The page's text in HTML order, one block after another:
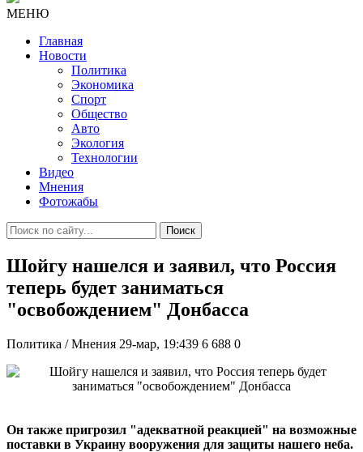
МЕНЮ
Главная
Новости
Политика
Экономика
Спорт
Общество
Авто
Экология
Технологии
Видео
Мнения
Фотожабы
Поиск
Шойгу нашелся и заявил, что Россия
теперь будет заниматься
"освобождением" Донбасса
Политика / Мнения 29-мар, 19:439 6 688 0
Он также пригрозил "адекватной реакцией" на возможные
поставки в Украину вооружения для защиты нашего неба.